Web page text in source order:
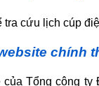
cứu lịch cúp
chính
của Tổng công